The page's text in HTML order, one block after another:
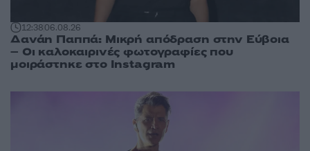
12:3806.08.26
Δανάη Παππά: Μικρή απόδραση στην Εύβοια
– Οι καλοκαιρινές φωτογραφίες που
μοιράστηκε στο Instagram